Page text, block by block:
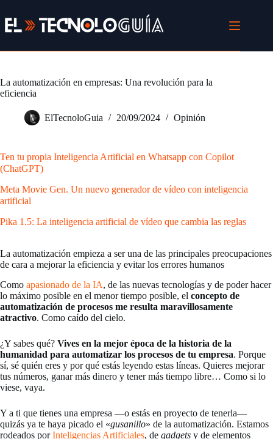
al
contenido
La automatización en empresas: Una revolución para la
eficiencia
ElTecnoloGuia 20/09/2024 Opinión
Ten tu propia Inteligencia Artificial en Whatsapp con Copilot
(ChatGPT)
Meta Movie Gen. Un nuevo generador de vídeo con inteligencia
artificial
Pika 1.5: La inteligencia artificial de vídeo que cambia las reglas
La automatización empieza a ser una de las principales preocupaciones
de cara a mejorar la eficiencia y evitar los errores humanos
Como apasionado de la IA, de las nuevas tecnologías y de poder hacer
lo máximo posible en el menor tiempo posible, el concepto de
automatización de procesos me resulta maravillosamente
atractivo. Como caído del cielo.
¿Y sabes qué? Vives en la mejor época de la historia de la
humanidad para automatizar los procesos de tu empresa. Porque
sí, sé quién eres y por qué estás leyendo estas líneas. Quieres mejorar
tus números, ganar más dinero y tener más tiempo libre… Como si lo
viese, vaya.
Y a ti que tienes una empresa —o estás en proyecto de tenerla—
quizás ya te haya picado el «gusanillo» de la automatización. Estamos
rodeados porInteligencias Artificiales, de gadgets y de elementos